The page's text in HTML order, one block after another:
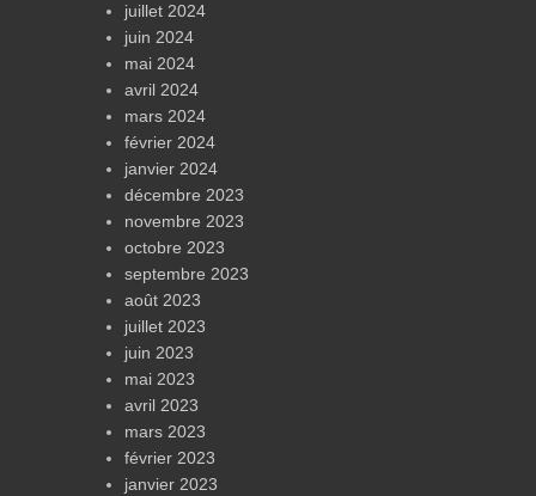
juillet 2024
juin 2024
mai 2024
avril 2024
mars 2024
février 2024
janvier 2024
décembre 2023
novembre 2023
octobre 2023
septembre 2023
août 2023
juillet 2023
juin 2023
mai 2023
avril 2023
mars 2023
février 2023
janvier 2023